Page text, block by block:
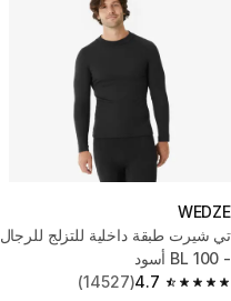
WEDZE
تي شيرت طبقة داخلية للتزلج للرجال
- BL 100 أسود
4.7
4.7 out of 5 stars from 14527 reviews
(14527)